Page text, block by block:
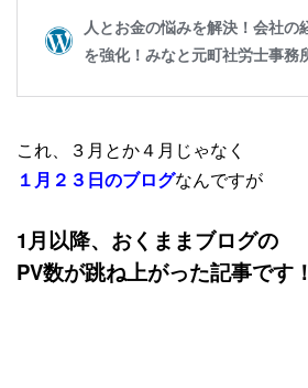
これ、３月とか４月じゃなく
１月２３日のブログなんですが
1月以降、おくままブログの
PV数が跳ね上がった記事です！